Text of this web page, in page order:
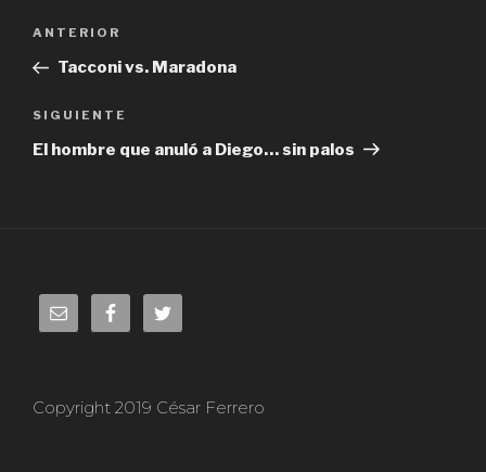
Navegación
entradas
Entrada
anterior:
ANTERIOR
Tacconi vs. Maradona
Siguiente
entrada
SIGUIENTE
El hombre que anuló a Diego… sin palos
Copyright 2019 César Ferrero